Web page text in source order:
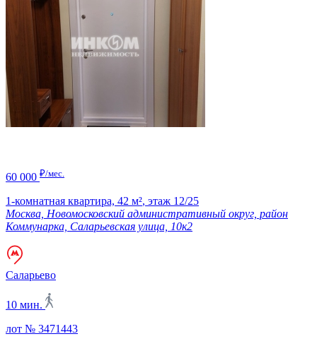
60 000 ₽/мес.
1-комнатная квартира, 42 м², этаж 12/25
Москва, Новомосковский административный округ, район
Коммунарка, Саларьевская улица, 10к2
Саларьево
10 мин.
лот № 3471443